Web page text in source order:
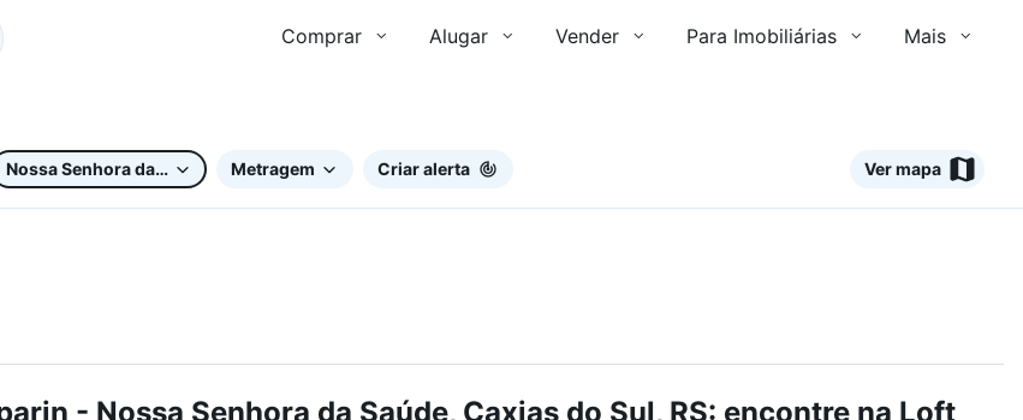
Comprar Alugar Vender Para Imobiliárias Mais
Nossa Senhora da Saúde Metragem Criar alerta Ver mapa
- Nossa Senhora da Saúde, Caxias do Sul, RS: encontre na Loft